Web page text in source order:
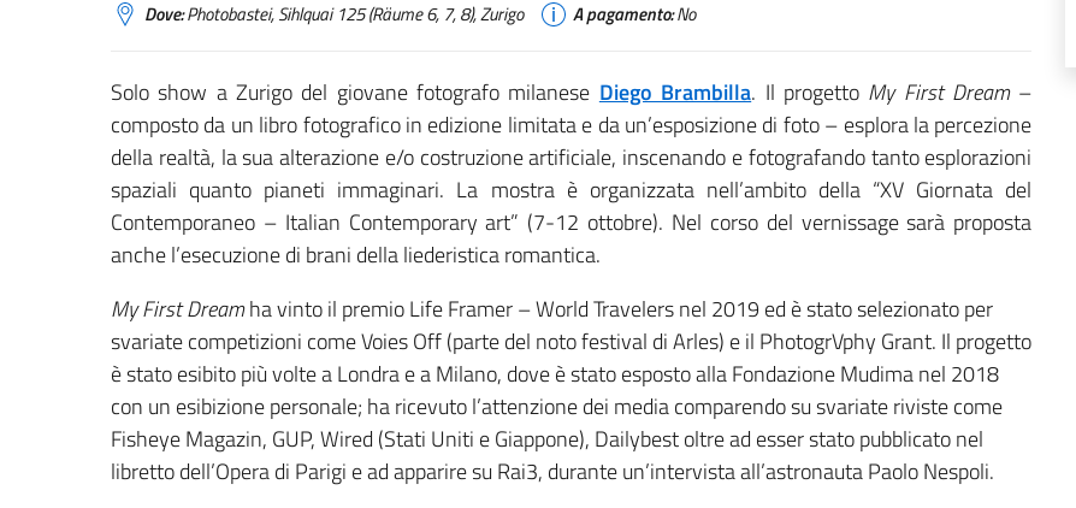
Dove:Photobastei, Sihlquai 125 (Räume 6, 7, 8), Zurigo A pagamento:No
Solo show a Zurigo del giovane fotografo milanese Diego Brambilla. Il progetto My First Dream–
composto da un libro fotografico in edizione limitata e da un’esposizione di foto – esplora la percezione
della realtà, la sua alterazione e/o costruzione artificiale, inscenando e fotografando tanto esplorazioni
spaziali quanto pianeti immaginari. La mostra è organizzata nell’ambito della “XV Giornata del
Contemporaneo – Italian Contemporary art” (7-12 ottobre). Nel corso del vernissage sarà proposta
anche l’esecuzione di brani della liederistica romantica.
My First Dreamha vinto il premio Life Framer – World Travelers nel 2019 ed è stato selezionato per
svariate competizioni come Voies Off (parte del noto festival di Arles) e il PhotogrVphy Grant. Il progetto
è stato esibito più volte a Londra e a Milano, dove è stato esposto alla Fondazione Mudima nel 2018
con un esibizione personale; ha ricevuto l’attenzione dei media comparendo su svariate riviste come
Fisheye Magazin, GUP, Wired (Stati Uniti e Giappone), Dailybest oltre ad esser stato pubblicato nel
libretto dell’Opera di Parigi e ad apparire su Rai3, durante un’intervista all’astronauta Paolo Nespoli.